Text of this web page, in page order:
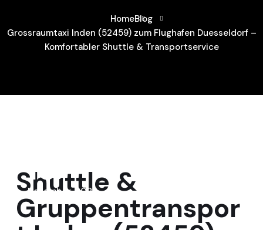
HomeBlog
Grossraumtaxi Inden (52459) zum Flughafen Duesseldorf –
Komfortabler Shuttle & Transportservice
15
Dezember, 2025
Shuttle &
Gruppentranspor